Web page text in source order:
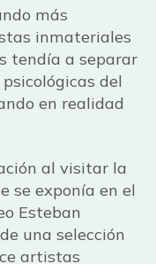
más
inmateriales
tendía a separar
del
en realidad
al visitar la
se exponía en el
Esteban
una selección
artistas